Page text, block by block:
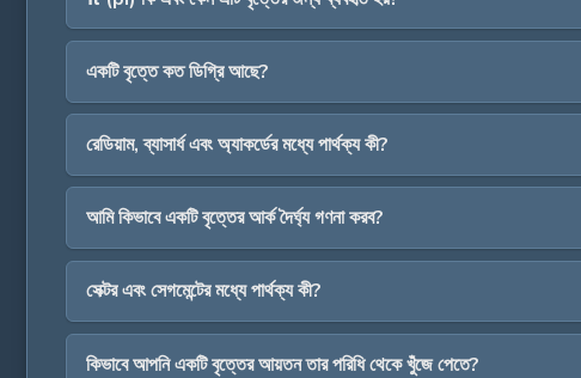
একটি বৃত্তে কত ডিগ্রি আছে?
রেডিয়াম, ব্যাসার্ধ এবং অ্যাকর্ডের মধ্যে পার্থক্য কী?
আমি কিভাবে একটি বৃত্তের আর্ক দৈর্ঘ্য গণনা করব?
সেক্টর এবং সেগমেন্টের মধ্যে পার্থক্য কী?
কিভাবে আপনি একটি বৃত্তের আয়তন তার পরিধি থেকে খুঁজে পেতে?